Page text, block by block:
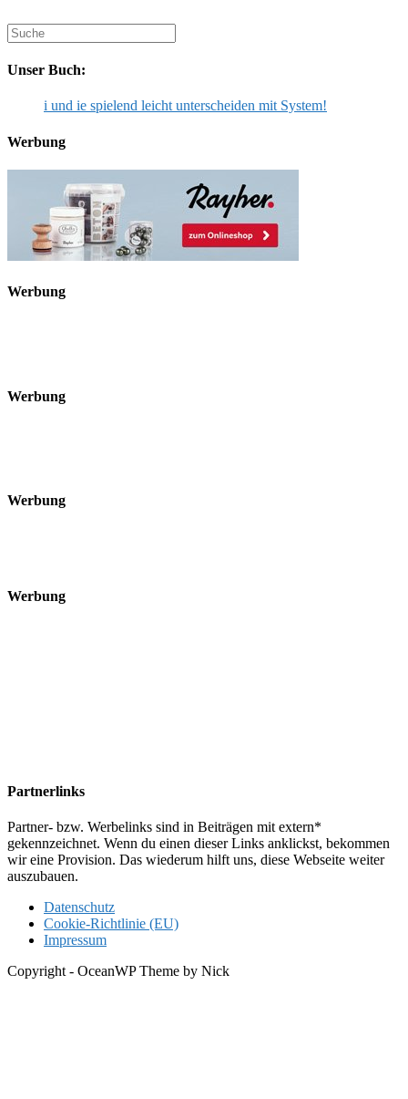
Suche
nach:
Unser Buch:
i und ie spielend leicht unterscheiden mit System!
Werbung
Werbung
Werbung
Werbung
Werbung
Partnerlinks
Partner- bzw. Werbelinks sind in Beiträgen mit extern*
gekennzeichnet. Wenn du einen dieser Links anklickst, bekommen
wir eine Provision. Das wiederum hilft uns, diese Webseite weiter
auszubauen.
Datenschutz
Cookie-Richtlinie (EU)
Impressum
Copyright - OceanWP Theme by Nick